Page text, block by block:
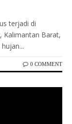
terjadi di
Kalimantan Barat,
0 COMMENT